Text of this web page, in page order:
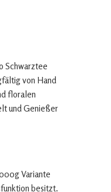
Schwarztee
von Hand
floralen
und Genießer
Variante
besitzt.